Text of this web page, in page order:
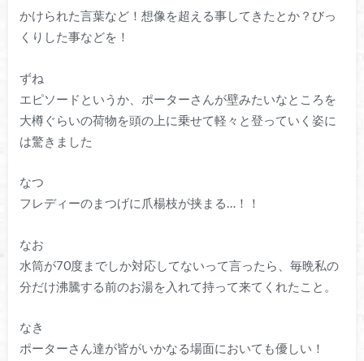
かけられた言葉など！想像を超える事してきたとか？びっ
くりした事などを！
ずね
エピソードというか、ポーターさんが壁みたいなところを
大樽ぐらいの荷物を頭の上に乗せて軽々と登っていく姿に
は驚きました
なつ
フレディーのまつげに爪楊枝が挟まる…！！
なお
水筒が70度までしか対応してないって言ったら、毎晩私の
分だけ沸騰する前のお湯を入れて持って来てくれたこと。
なき
ポーターさん達が皆がいかなる場面においても優しい！